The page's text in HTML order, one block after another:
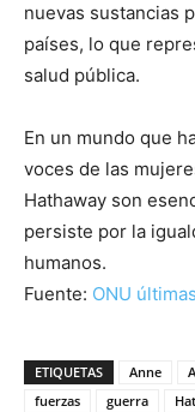
nuevas sustancias
países, lo que
salud pública.
En un mundo que
voces de las
Hathaway son
persiste por la
humanos.
Fuente: ONU
ETIQUETAS Anne
fuerzas
guerra